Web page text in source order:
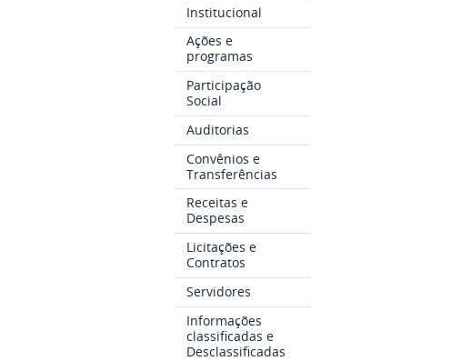
Institucional
Ações e
programas
Participação
Social
Auditorias
Convênios e
Transferências
Receitas e
Despesas
Licitações e
Contratos
Servidores
Informações
classificadas e
Desclassificadas